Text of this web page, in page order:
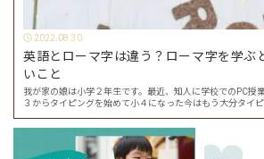
2022.08.30
英語とローマ字は違う？ローマ字を学ぶ
いこと
我が家の娘は小学２年生です。最近、知人に学校でのPC授
３からタイピングを始めて小４になった今はもう大分タイ
で…